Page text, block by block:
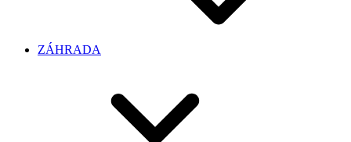
ZÁHRADA